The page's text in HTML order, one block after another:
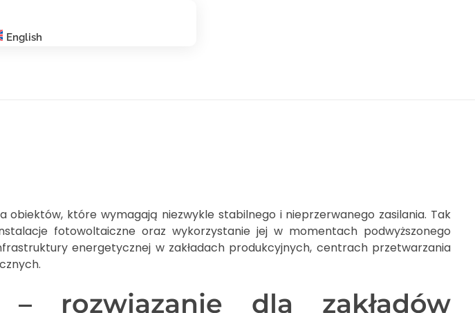
English
obiektów, które wymagają niezwykle stabilnego i nieprzerwanego zasilania. Tak
fotowoltaiczne oraz wykorzystanie jej w momentach podwyższonego
energetycznej w zakładach produkcyjnych, centrach przetwarzania
rozwiązanie dla zakładów